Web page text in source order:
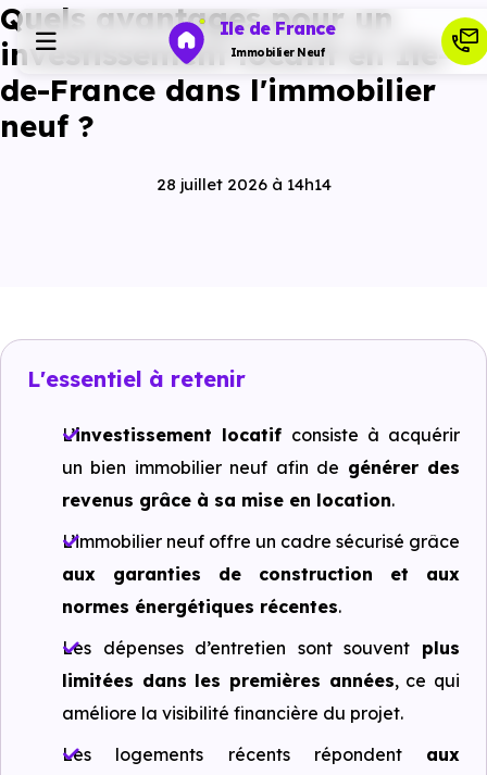
Ile de France
Immobilier Neuf
Programmes neufs
Actualités
Financer
Quels avantages pour un
investissement locatif en Ile-
de-France dans l'immobilier
neuf ?
28 juillet 2026 à 14h14
L'essentiel à retenir
L’investissement locatif consiste à acquérir
un bien immobilier neuf afin de générer des
revenus grâce à sa mise en location.
L’immobilier neuf offre un cadre sécurisé grâce
aux garanties de construction et aux
normes énergétiques récentes.
Les dépenses d’entretien sont souvent plus
limitées dans les premières années, ce qui
améliore la visibilité financière du projet.
Les logements récents répondent aux